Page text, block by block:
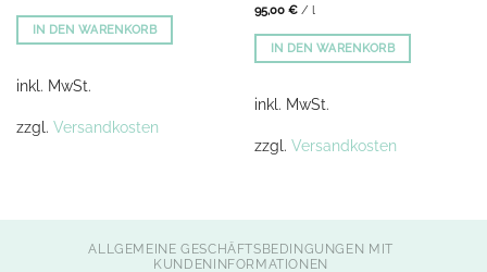
IN DEN WARENKORB
inkl. MwSt.
zzgl. Versandkosten
95,00 €/ l
IN DEN WARENKORB
inkl. MwSt.
zzgl. Versandkosten
ALLGEMEINE GESCHÄFTSBEDINGUNGEN MIT
KUNDENINFORMATIONEN